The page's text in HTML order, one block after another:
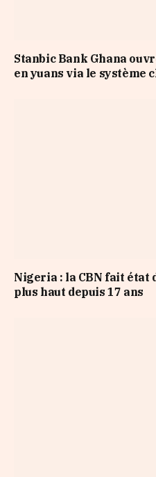
Stanbic Bank Ghana
en yuans via le système
Nigeria : la CBN fait état
plus haut depuis 17 ans